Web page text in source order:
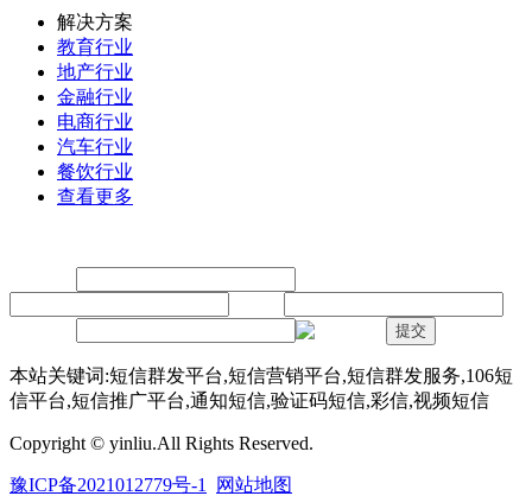
解决方案
教育行业
地产行业
金融行业
电商行业
汽车行业
餐饮行业
查看更多
提交
本站关键词:短信群发平台,短信营销平台,短信群发服务,106短
信平台,短信推广平台,通知短信,验证码短信,彩信,视频短信
Copyright © yinliu.All Rights Reserved.
豫ICP备2021012779号-1 网站地图